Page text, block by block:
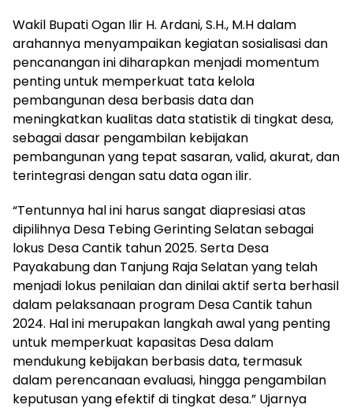
Wakil Bupati Ogan Ilir H. Ardani, S.H., M.H dalam
arahannya menyampaikan kegiatan sosialisasi dan
pencanangan ini diharapkan menjadi momentum
penting untuk memperkuat tata kelola
pembangunan desa berbasis data dan
meningkatkan kualitas data statistik di tingkat desa,
sebagai dasar pengambilan kebijakan
pembangunan yang tepat sasaran, valid, akurat, dan
terintegrasi dengan satu data ogan ilir.
“Tentunnya hal ini harus sangat diapresiasi atas
dipilihnya Desa Tebing Gerinting Selatan sebagai
lokus Desa Cantik tahun 2025. Serta Desa
Payakabung dan Tanjung Raja Selatan yang telah
menjadi lokus penilaian dan dinilai aktif serta berhasil
dalam pelaksanaan program Desa Cantik tahun
2024. Hal ini merupakan langkah awal yang penting
untuk memperkuat kapasitas Desa dalam
mendukung kebijakan berbasis data, termasuk
dalam perencanaan evaluasi, hingga pengambilan
keputusan yang efektif di tingkat desa.” Ujarnya